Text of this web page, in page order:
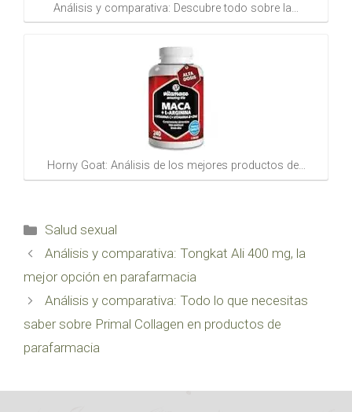
Análisis y comparativa: Descubre todo sobre la…
Horny Goat: Análisis de los mejores productos de…
Categorías
Salud sexual
Análisis y comparativa: Tongkat Ali 400 mg, la
mejor opción en parafarmacia
Análisis y comparativa: Todo lo que necesitas
saber sobre Primal Collagen en productos de
parafarmacia